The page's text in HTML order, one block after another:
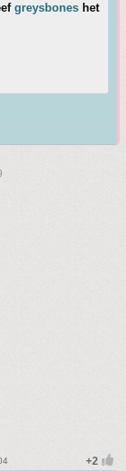
greysbones het